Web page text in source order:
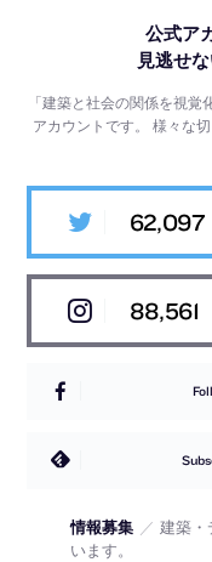
公式ア
見逃せ
「建築と社会の関係を視
アカウントです。様々な
62,097
88,561
情報募集 ／ 建築・
います。